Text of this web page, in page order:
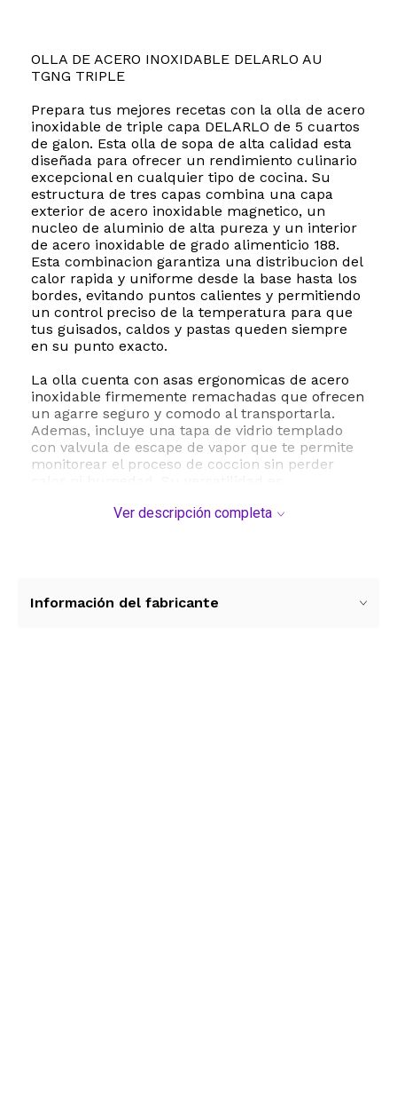
OLLA DE ACERO INOXIDABLE DELARLO AU
TGNG TRIPLE
Prepara tus mejores recetas con la olla de acero
inoxidable de triple capa DELARLO de 5 cuartos
de galon. Esta olla de sopa de alta calidad esta
diseñada para ofrecer un rendimiento culinario
excepcional en cualquier tipo de cocina. Su
estructura de tres capas combina una capa
exterior de acero inoxidable magnetico, un
nucleo de aluminio de alta pureza y un interior
de acero inoxidable de grado alimenticio 188.
Esta combinacion garantiza una distribucion del
calor rapida y uniforme desde la base hasta los
bordes, evitando puntos calientes y permitiendo
un control preciso de la temperatura para que
tus guisados, caldos y pastas queden siempre
en su punto exacto.
La olla cuenta con asas ergonomicas de acero
inoxidable firmemente remachadas que ofrecen
un agarre seguro y comodo al transportarla.
Ademas, incluye una tapa de vidrio templado
con valvula de escape de vapor que te permite
monitorear el proceso de coccion sin perder
con estufas de induccion, gas, electricas,
directamente en el horno.
Ver descripción completa
Información del fabricante